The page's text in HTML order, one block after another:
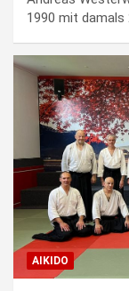
1990 mit damals
AIKIDO